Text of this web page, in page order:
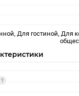
Для гостиной, Для